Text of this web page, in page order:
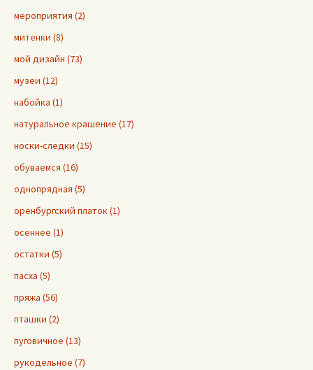
мероприятия (2)
митенки (8)
мой дизайн (73)
музеи (12)
набойка (1)
натуральное крашение (17)
носки-следки (15)
обуваемся (16)
однопрядная (5)
оренбургский платок (1)
осеннее (1)
остатки (5)
пасха (5)
пряжа (56)
пташки (2)
пуговичное (13)
рукодельное (7)